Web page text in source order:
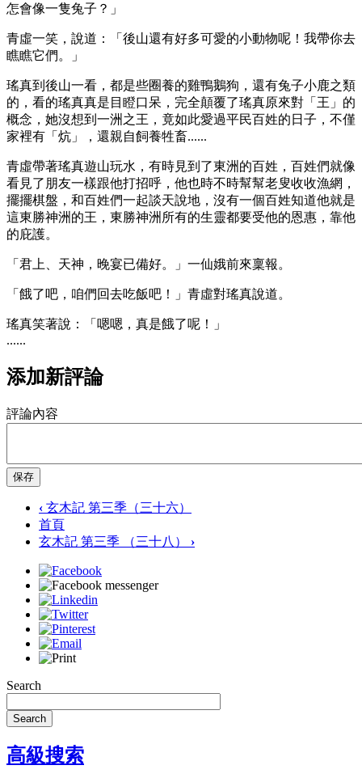
怎會像一隻兔子？」
青虛一笑，說道：「後山還有好多可愛的小動物呢！我帶你去
瞧瞧它們。」
瑤真到後山一看，都是些圈養的雞鴨鵝狗，還有兔子小鹿之類
的，看的瑤真真是目瞪口呆，完全顛覆了瑤真原來對「王」的
概念，她沒想到一洲之王，竟如此愛過平民百姓的日子，不僅
家裡有「炕」，還親自飼養牲畜......
青虛帶著瑤真遊山玩水，有時見到了東洲的百姓，百姓們就像
看見了朋友一樣跟他打招呼，他也時不時幫幫老叟收收漁網，
擺擺棋盤，和百姓們一起談天說地，沒有一個百姓知道他就是
這東勝神洲的王，東勝神洲所有的生靈都要受他的恩惠，靠他
的庇護。
「君上、天神，晚宴已備好。」一仙娥前來稟報。
「餓了吧，咱們回去吃飯吧！」青虛對瑤真說道。
瑤真笑著說：「嗯嗯，真是餓了呢！」
......
添加新評論
評論內容
保存
‹ 玄木記 第三季（三十六）
首頁
玄木記 第三季 （三十八） ›
Search
Search
高級搜索